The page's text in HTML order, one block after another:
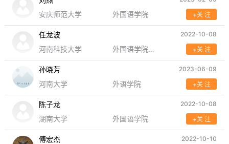
安庆师范大学 外国语学院 +关 注
任龙波 2022-10-08
河南科技大学 外国语学院外国语言学... +关 注
孙晓芳 2023-06-09
河南大学 外语学院 +关 注
陈子龙 2022-10-08
湖南大学 外国语学院 +关 注
傅宏杰 2022-10-10